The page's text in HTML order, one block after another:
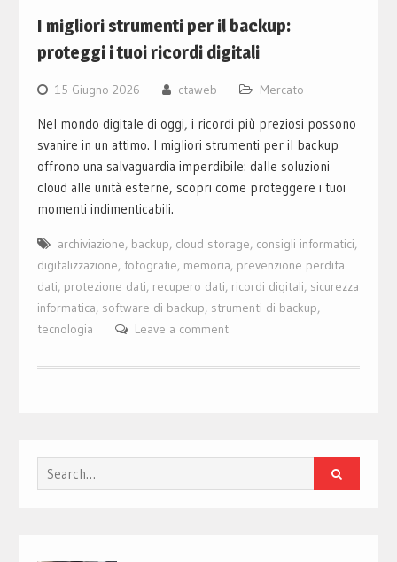
I migliori strumenti per il backup:
proteggi i tuoi ricordi digitali
15 Giugno 2026 ctaweb Mercato
Nel mondo digitale di oggi, i ricordi più preziosi possono
svanire in un attimo. I migliori strumenti per il backup
offrono una salvaguardia imperdibile: dalle soluzioni
cloud alle unità esterne, scopri come proteggere i tuoi
momenti indimenticabili.
archiviazione, backup, cloud storage, consigli informatici,
digitalizzazione, fotografie, memoria, prevenzione perdita
dati, protezione dati, recupero dati, ricordi digitali, sicurezza
informatica, software di backup, strumenti di backup,
tecnologia
Leave a comment
Search
for: